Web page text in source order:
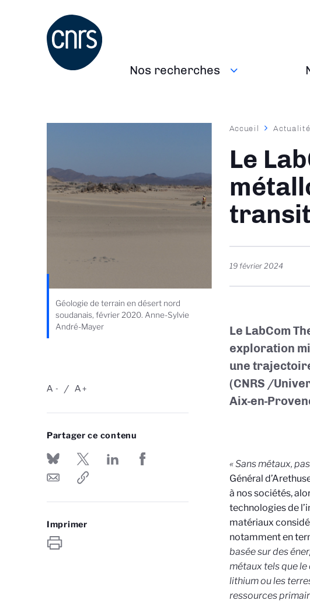
Navigation
Nos recherches
Géologie de terrain en désert nord
soudanais, février 2020. Anne-Sylvie
André-Mayer
-
A +
A
Partager ce contenu
Imprimer
Fil
Accueil Actualité
Le
19 février 2024
Le LabCom
exploration
une
(CNRS /
Aix-en-
« Sans métaux,
Général
à nos sociétés,
technologies de
matériaux
notamment en
basée sur des
métaux tels que
lithium ou les
ressources